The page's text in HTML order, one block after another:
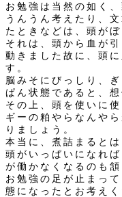
お勉強は当然の如く
うんうん考えたり、
たときなどは、頭が
それは、頭から血が
動きました故に、頭
す。
脳みそにびっしり、
ぱん状態であると、
その上、頭を使いに
ギーの粕やらなんや
りましょう。
本当に、煮詰まると
頭がいっぱいになれ
が働かなくなるのも
お勉強の足が止まっ
態になったとお考え